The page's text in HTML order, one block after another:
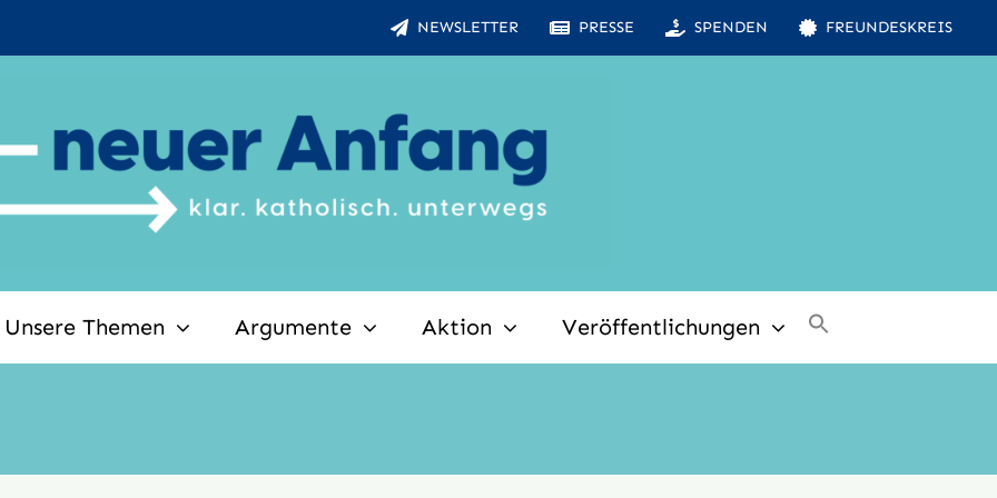
NEWSLETTER PRESSE SPENDEN FREUNDESKREIS
Unsere Themen Argumente Aktion Veröffentlichungen